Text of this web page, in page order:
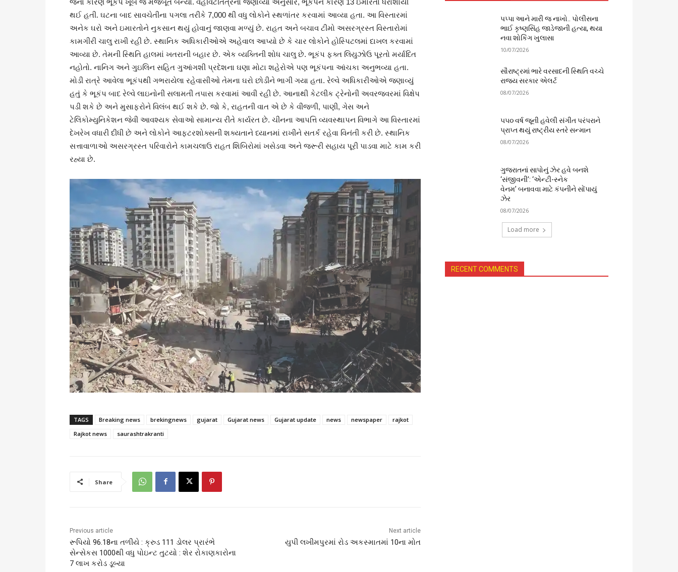
જેના કારણે ભૂકંપ ખૂબ જ મજબૂત બન્યો. વહીવટીતંત્રના જણાવ્યા અનુસાર, ભૂકંપને કારણે 13 ઇમારતો ધરાશાયી
થઈ હતી. ઘટના બાદ સાવચેતીના પગલા તરીકે 7,000 થી વધુ લોકોને સ્થળાંતર કરવામાં આવ્યા હતા. આ વિસ્તારમાં
અનેક ઘરો અને ઇમારતોને નુકસાન થયું હોવાનું જાણવા મળ્યું છે. રાહત અને બચાવ ટીમો અસરગ્રસ્ત વિસ્તારોમાં
કામગીરી ચાલુ રાખી રહી છે. સ્થાનિક અધિકારીઓએ અહેવાલ આપ્યો છે કે ચાર લોકોને હોસ્પિટલમાં દાખલ કરવામાં
આવ્યા છે. તેમની સ્થિતિ હાલમાં ખતરાની બહાર છે. એક વ્યક્તિની શોધ ચાલુ છે. ભૂકંપ ફક્ત લિયુઝોઉ પૂરતો મર્યાદિત
નહોતો. નાનિગ અને ગુઇલિન સહિત ગુઆંગશી પ્રદેશના ઘણા મોટા શહેરોએ પણ ભૂકંપના આંચકા અનુભવ્યા હતા.
મોડી રાત્રે આવેલા ભૂકંપથી ગભરાયેલા રહેવાસીઓ તેમના ઘરો છોડીને ભાગી ગયા હતા. રેલ્વે અધિકારીઓએ જણાવ્યું
હતું કે ભૂકંપ બાદ રેલ્વે લાઇનોની સલામતી તપાસ કરવામાં આવી રહી છે. આનાથી કેટલીક ટ્રેનોની અવરજવરમાં વિક્ષેપ
પડી શકે છે અને મુસાફરોને વિલંબ થઈ શકે છે. જો કે, રાહતની વાત એ છે કે વીજળી, પાણી, ગેસ અને
ટેલિકોમ્યુનિકેશન જેવી આવશ્યક સેવાઓ સામાન્ય રીતે કાર્યરત છે. ચીનના આપત્તિ વ્યવસ્થાપન વિભાગે આ વિસ્તારમાં
દેખરેખ વધારી દીધી છે અને લોકોને આફટરશોક્સની શક્યતાને ધ્યાનમાં રાખીને સતર્ક રહેવા વિનંતી કરી છે. સ્થાનિક
સત્તાવાળાઓ અસરગ્રસ્ત પરિવારોને કામચલાઉ રાહત શિબિરોમાં ખસેડવા અને જરૂરી સહાય પૂરી પાડવા માટે કામ કરી
રહ્યા છે.
TAGS Breaking news brekingnews gujarat Gujarat news Gujarat update news newspaper
rajkot
Rajkot news
saurashtrakranti
Share
Previous article
રૂપિયો 96.18ના તળીયે : ક્રુડ 111 ડોલર પ્રારંભે
સેન્સેકસ 1000થી વધુ પોઇન્ટ તુટયો : શેર રોકાણકારોના
7 લાખ કરોડ ડૂબ્યા
Next article
યુપી લખીમપુરમાં રોડ અકસ્માતમાં 10ના મોત
પપ્પા આને મારી જ નાખો.. પોલીસના
ભાઈ કૃષ્ણસિંહ જાડેજાની હત્યા, થયા
નવા શોકિંગ ખુલાસા
10/07/2026
સૌરાષ્ટ્રમાં ભારે વરસાદની સ્થિતિ વચ્ચે
રાજ્ય સરકાર એલર્ટ
08/07/2026
૫૫૦ વર્ષ જૂની હવેલી સંગીત પરંપરાને
પ્રાપ્ત થયું રાષ્ટ્રીય સ્તરે સન્માન
08/07/2026
ગુજરાતનાં સાપોનું ઝેર હવે બનશે
‘સંજીવની’: ‘એન્ટી-સ્નેક
વેનમ’ બનાવવા માટે કંપનીને સોંપાયું
ઝેર
08/07/2026
Load more
RECENT COMMENTS